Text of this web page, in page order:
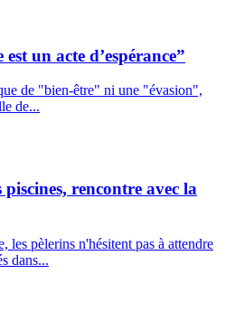
un acte d’espérance”
de "bien-être" ni une "évasion",
de...
rencontre avec la
les pèlerins n'hésitent pas à attendre
dans...